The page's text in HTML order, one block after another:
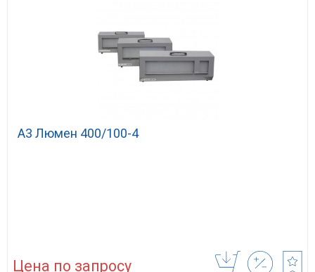
А3 Люмен 400/100-4
Цена по запросу